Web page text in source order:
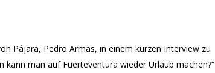
Pájara, Pedro Armas, in einem kurzen Interview zu
kann man auf Fuerteventura wieder Urlaub machen?“